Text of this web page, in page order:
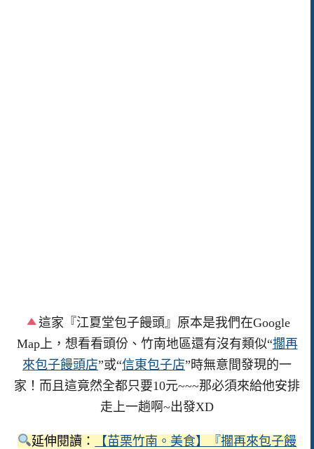
這家『江夏堂包子饅頭』原本是我們在Google
Map上，想看看頭份、竹南地區還有沒有類似“擱再
來包子饅頭店”或“信東包子店”時無意間發現的一
家！而且這竟然全都只要10元~~~那必須來給他安排
走上一趟啊~出發XD
延伸閱讀：
【苗栗竹南。美食】『擱再來包子饅